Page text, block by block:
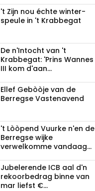
't Zijn nou échte winter-
speule in 't Krabbegat
De n'Intocht van 't
Krabbegat: 'Prins Wannes
III kom d'aan...
Ellef Gebòòje van de
Berregse Vastenavend
't Lòòpend Vuurke n'en de
Berregse wijke
verwelkomme vandaag...
Jubelerende ICB aal d'n
rekoorbedrag binne van
mar liefst €...